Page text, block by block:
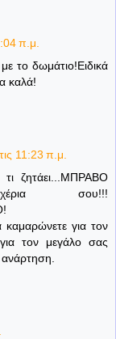
π.μ.
το δωμάτιο!Ειδικά
καλά!
11:23 π.μ.
τι ζητάει...ΜΠΡΑΒΟ
σου!!!
καμαρώνετε για τον
τον μεγάλο σας